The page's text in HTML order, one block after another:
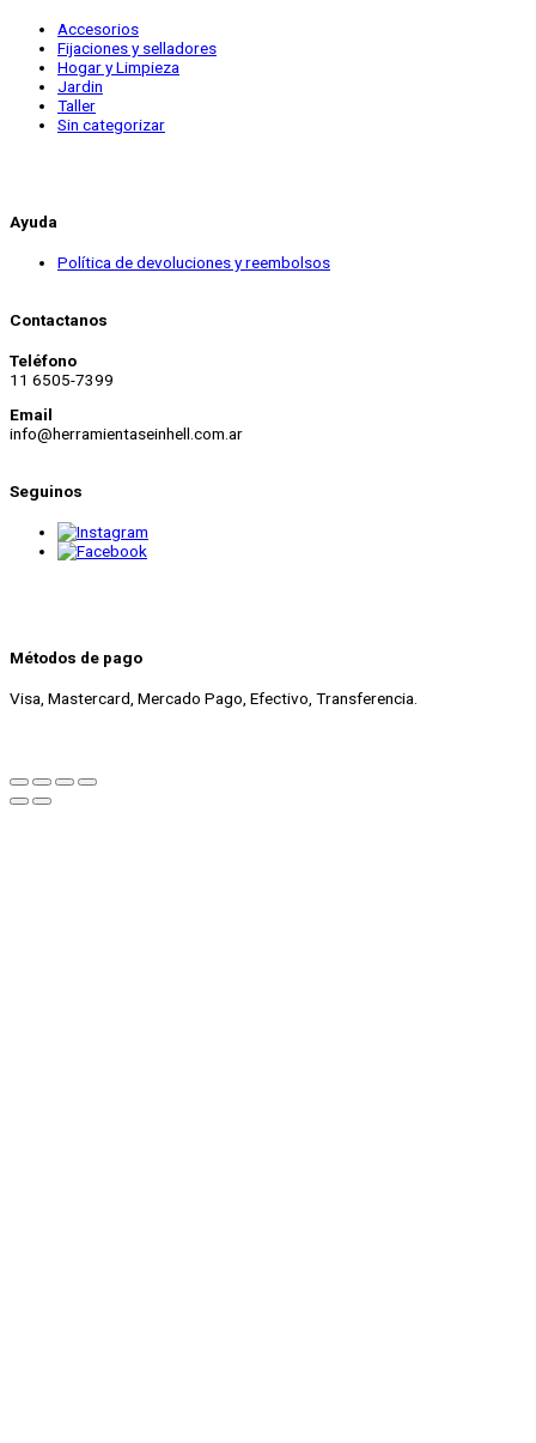
Accesorios
Fijaciones y selladores
Hogar y Limpieza
Jardin
Taller
Sin categorizar
Ayuda
Política de devoluciones y reembolsos
Contactanos
Teléfono
11 6505-7399
Email
info@herramientaseinhell.com.ar
Seguinos
Métodos de pago
Visa, Mastercard, Mercado Pago, Efectivo, Transferencia.